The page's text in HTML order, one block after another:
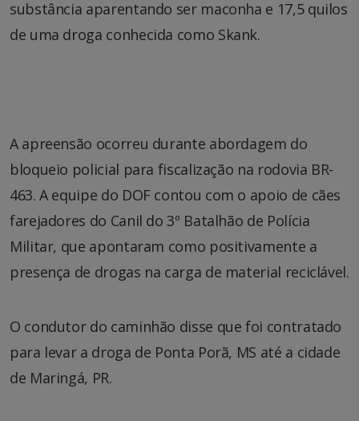
substância aparentando ser maconha e 17,5 quilos
de uma droga conhecida como Skank.
A apreensão ocorreu durante abordagem do
bloqueio policial para fiscalização na rodovia BR-
463. A equipe do DOF contou com o apoio de cães
farejadores do Canil do 3º Batalhão de Polícia
Militar, que apontaram como positivamente a
presença de drogas na carga de material reciclável.
O condutor do caminhão disse que foi contratado
para levar a droga de Ponta Porã, MS até a cidade
de Maringá, PR.